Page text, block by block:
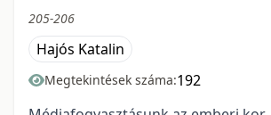
205-206
Hajós Katalin
Megtekintések száma:192